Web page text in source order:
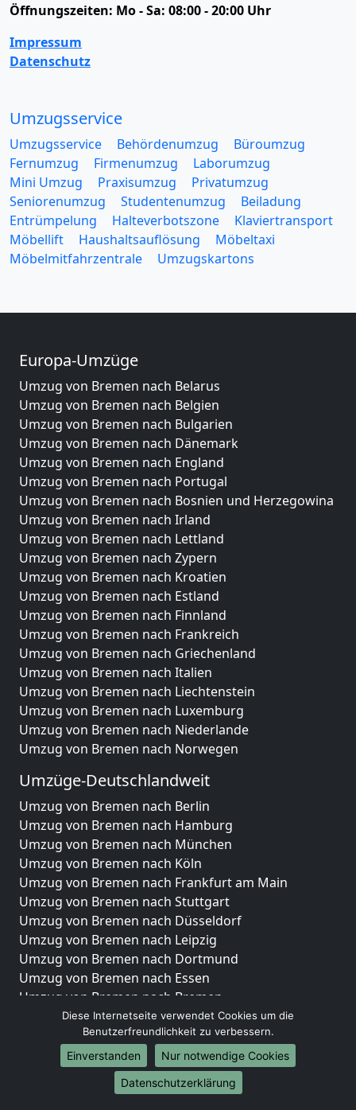
Öffnungszeiten: Mo - Sa: 08:00 - 20:00 Uhr
Impressum
Datenschutz
Umzugsservice
Umzugsservice Behördenumzug
Büroumzug
Fernumzug
Firmenumzug
Laborumzug
Mini Umzug
Praxisumzug
Privatumzug
Seniorenumzug
Studentenumzug
Beiladung
Entrümpelung
Halteverbotszone
Klaviertransport
Möbellift
Haushaltsauflösung
Möbeltaxi
Möbelmitfahrzentrale
Umzugskartons
Europa-Umzüge
Umzug von Bremen nach Belarus
Umzug von Bremen nach Belgien
Umzug von Bremen nach Bulgarien
Umzug von Bremen nach Dänemark
Umzug von Bremen nach England
Umzug von Bremen nach Portugal
Umzug von Bremen nach Bosnien und Herzegowina
Umzug von Bremen nach Irland
Umzug von Bremen nach Lettland
Umzug von Bremen nach Zypern
Umzug von Bremen nach Kroatien
Umzug von Bremen nach Estland
Umzug von Bremen nach Finnland
Umzug von Bremen nach Frankreich
Umzug von Bremen nach Griechenland
Umzug von Bremen nach Italien
Umzug von Bremen nach Liechtenstein
Umzug von Bremen nach Luxemburg
Umzug von Bremen nach Niederlande
Umzug von Bremen nach Norwegen
Umzüge-Deutschlandweit
Umzug von Bremen nach Berlin
Umzug von Bremen nach Hamburg
Umzug von Bremen nach München
Umzug von Bremen nach Köln
Umzug von Bremen nach Frankfurt am Main
Umzug von Bremen nach Stuttgart
Umzug von Bremen nach Düsseldorf
Umzug von Bremen nach Leipzig
Umzug von Bremen nach Dortmund
Umzug von Bremen nach Essen
Umzug von Bremen nach Bremen
Umzug von Bremen nach Dresden
Umzug von Bremen nach Hannover
Umzug von Bremen nach Nürnberg
Umzug von Bremen nach Duisburg
Umzug von Bremen nach Bochum
Diese Internetseite verwendet Cookies um die
Benutzerfreundlichkeit zu verbessern.
Einverstanden
Nur notwendige Cookies
Datenschutzerklärung